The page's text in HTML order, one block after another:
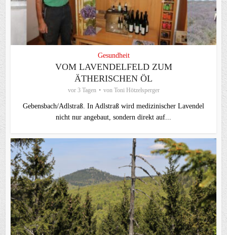
Gesundheit
VOM LAVENDELFELD ZUM
ÄTHERISCHEN ÖL
vor 3 Tagen von Toni Hötzelsperger
Gebensbach/Adlstraß. In Adlstraß wird medizinischer Lavendel
nicht nur angebaut, sondern direkt auf...